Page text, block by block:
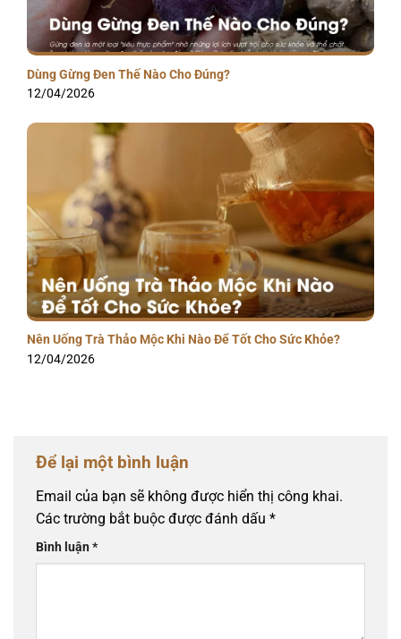
Dùng Gừng Đen Thế Nào Cho Đúng?
12/04/2026
Nên Uống Trà Thảo Mộc Khi Nào Để Tốt Cho Sức Khỏe?
12/04/2026
Để lại một bình luận
Email của bạn sẽ không được hiển thị công khai.
Các trường bắt buộc được đánh dấu *
Bình luận*